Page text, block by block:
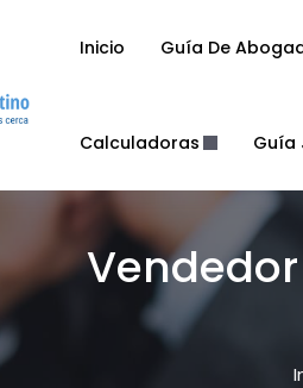
Inicio Guía De
Calculadoras Guía